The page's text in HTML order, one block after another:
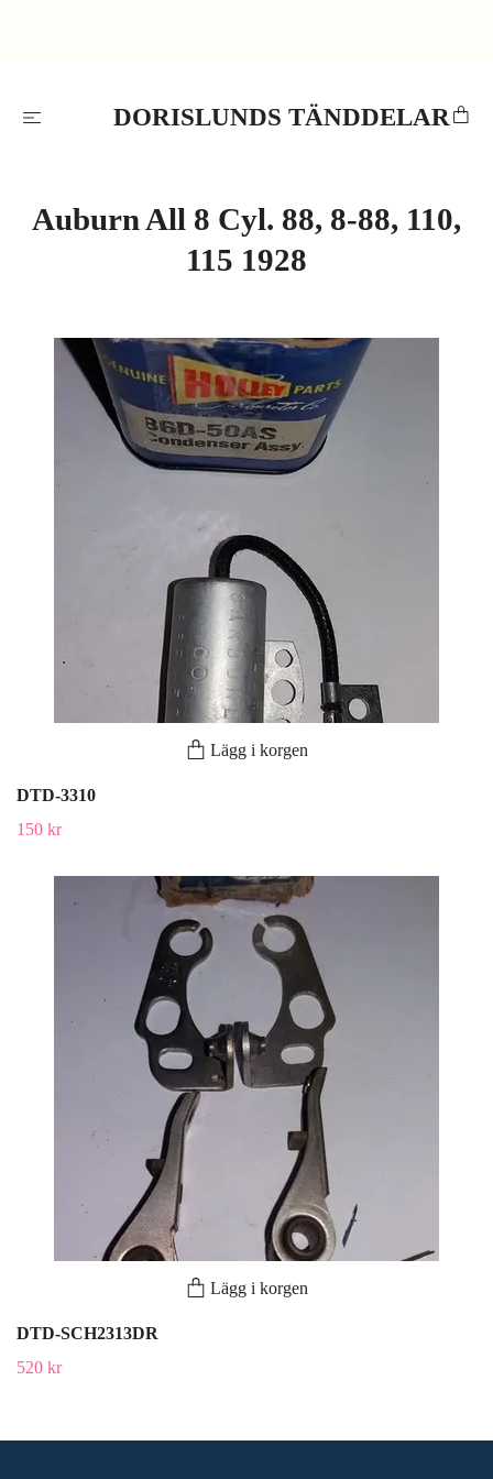
DORISLUNDS TÄNDDELAR
Auburn All 8 Cyl. 88, 8-88, 110,
115 1928
Lägg i korgen
DTD-3310
150 kr
Lägg i korgen
DTD-SCH2313DR
520 kr